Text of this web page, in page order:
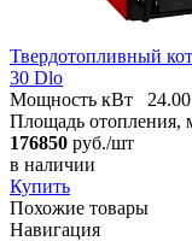
Твердотопливный
30 Dlo
Мощность кВт
24.00
Площадь отопления,
176850 руб./шт
в наличии
Купить
Похожие товары
Навигация